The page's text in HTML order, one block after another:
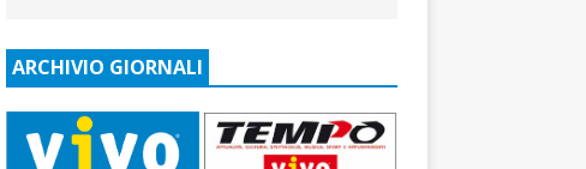
ARCHIVIO GIORNALI